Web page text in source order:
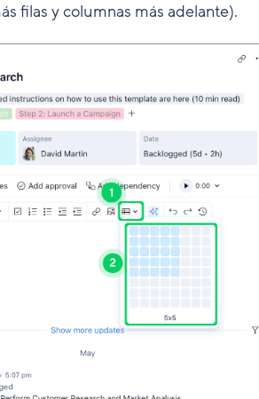
filas y columnas más adelante).